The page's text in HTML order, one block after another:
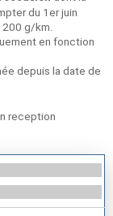
du 1er juin
g/km.
en fonction
depuis la date de
reception